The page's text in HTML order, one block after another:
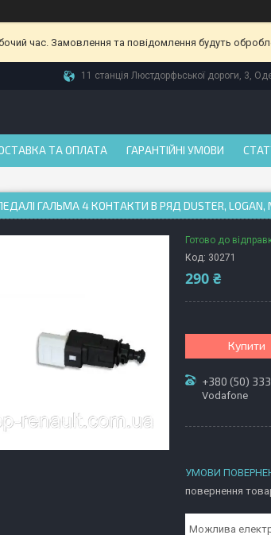
час. Замовлення та повідомлення будуть
11 станція Люстдорфьської дороги, 3,
ТА ОПЛАТА ГАРАНТІЙНІ УМОВИ
ГАЛЬМА 4 КОНТАКТИ В РЯД DUSTER, LOGAN,
Готово до
Код: 30271
290 ₴
Купити
+380 (50)
Vodafone
повернення